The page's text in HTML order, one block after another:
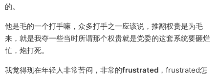
的。
他是毛的一个打手嘛，众多打手之一应该说，推翻权贵是为毛
来，就是我夺一些当时所谓那个权贵就是党委的这套系统要砸烂
忙，炮打死。
我觉得现在年轻人非常苦闷，非常的frustrated ，frustrated怎